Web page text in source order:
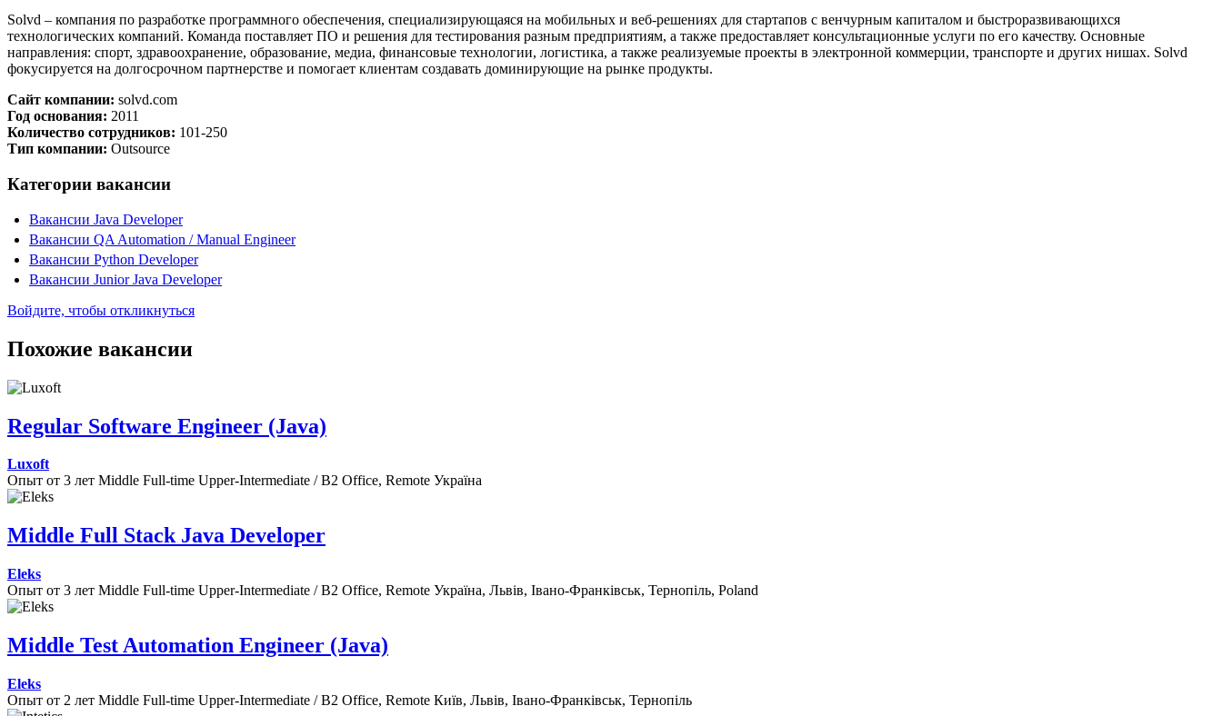
Solvd – компания по разработке программного обеспечения, специализирующаяся на мобильных и веб-решениях для стартапов с венчурным капиталом и быстроразвивающихся
технологических компаний. Команда поставляет ПО и решения для тестирования разным предприятиям, а также предоставляет консультационные услуги по его качеству. Основные
направления: спорт, здравоохранение, образование, медиа, финансовые технологии, логистика, а также реализуемые проекты в электронной коммерции, транспорте и других нишах. Solvd
фокусируется на долгосрочном партнерстве и помогает клиентам создавать доминирующие на рынке продукты.
Сайт компании: solvd.com
Год основания: 2011
Количество сотрудников: 101-250
Тип компании: Outsource
Категории вакансии
Вакансии Java Developer
Вакансии QA Automation / Manual Engineer
Вакансии Python Developer
Вакансии Junior Java Developer
Войдите, чтобы откликнуться
Похожие вакансии
Regular Software Engineer (Java)
Luxoft
Опыт от 3 лет Middle Full-time Upper-Intermediate / B2 Office, Remote Україна
Middle Full Stack Java Developer
Eleks
Опыт от 3 лет Middle Full-time Upper-Intermediate / B2 Office, Remote Україна, Львів, Івано-Франківськ, Тернопіль, Poland
Middle Test Automation Engineer (Java)
Eleks
Опыт от 2 лет Middle Full-time Upper-Intermediate / B2 Office, Remote Київ, Львів, Івано-Франківськ, Тернопіль